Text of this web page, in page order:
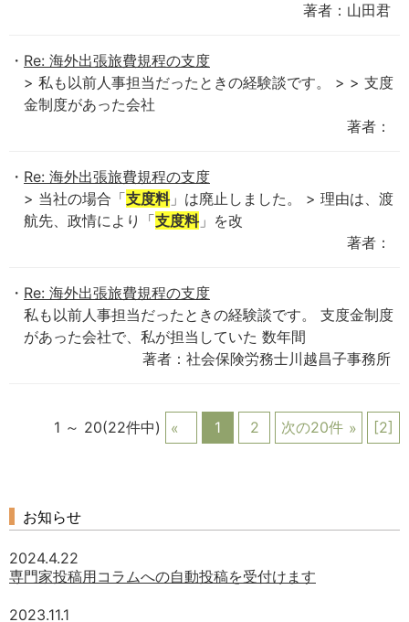
著者：山田君
Re: 海外出張旅費規程の支度
> 私も以前人事担当だったときの経験談です。 > > 支度
金制度があった会社
著者：
Re: 海外出張旅費規程の支度
> 当社の場合「支度料」は廃止しました。 > 理由は、渡
航先、政情により「支度料」を改
著者：
Re: 海外出張旅費規程の支度
私も以前人事担当だったときの経験談です。 支度金制度
があった会社で、私が担当していた 数年間
著者：社会保険労務士川越昌子事務所
1 ～ 20(22件中) 1 2 次の20件 [2]
お知らせ
2024.4.22
専門家投稿用コラムへの自動投稿を受付けます
2023.11.1